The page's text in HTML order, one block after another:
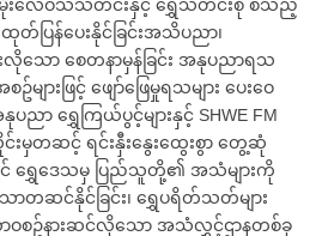
မိုးလေဝသသတင်းနှင့် ရွှေသတင်းစုံ စသည့်
ပြန်ပေးနိုင်ခြင်းအသိပညာ၊
လိုသော စေတနာမှန်ခြင်း အနုပညာရသ
ျားဖြင့် ဖျော်ဖြေမှုရသများ ပေးဝေ
ပညာ ရွှေကြယ်ပွင့်များနှင့် SHWE FM
တဆင့် ရင်းနှီးနွေးထွေးစွာ တွေ့ဆုံ
ပြင် ရွှေဒေသမှ ပြည်သူတို့၏ အသံများကို
ောတဆင်နိုင်ခြင်း၊ ရွှေပရိတ်သတ်များ
ဝစဥ်နားဆင်လိုသော အသံလွှင့်ဌာနတစ်ခု